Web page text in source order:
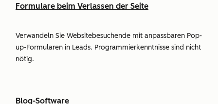
Formulare beim Verlassen der Seite
Verwandeln Sie Websitebesuchende mit anpassbaren Pop-
up-Formularen in Leads. Programmierkenntnisse sind nicht
nötig.
Blog-Software